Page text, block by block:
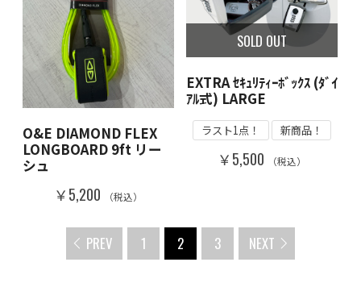
O&E DIAMOND FLEX
LONGBOARD 9ft リー
シュ
￥5,200 （税込）
SOLD OUT
EXTRA ｾｷｭﾘﾃｨｰﾎﾞｯｸｽ (ﾀﾞｲ
ｱﾙ式) LARGE
ラスト1点！ 新商品！
￥5,500 （税込）
PREV 1 2 3 NEXT